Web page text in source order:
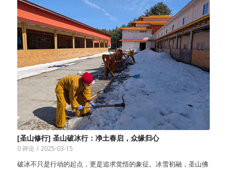
[圣山修行] 圣山破冰行：净土春启，众缘归心
0 评论 / 2025-03-15
破冰不只是行动的起点，更是追求觉悟的象征。冰雪初融，圣山佛